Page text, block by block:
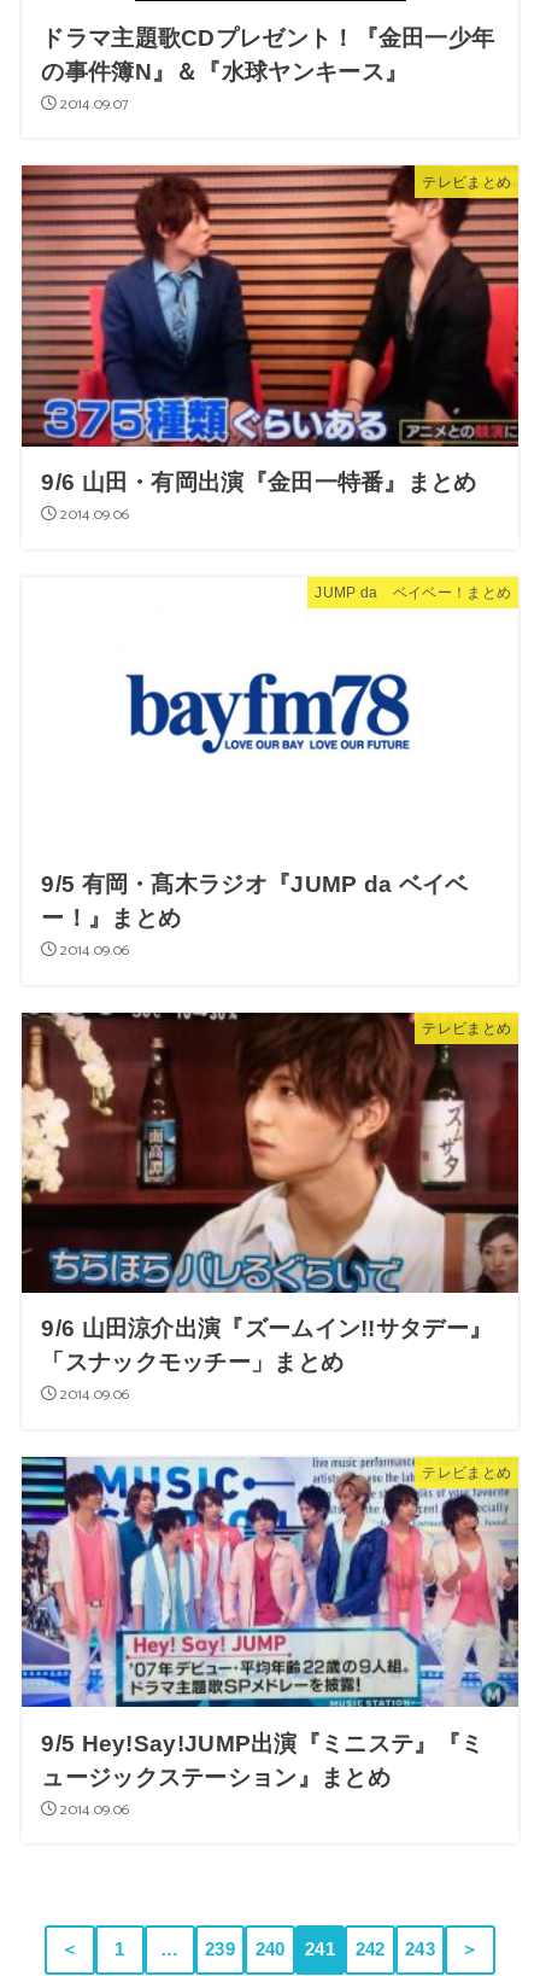
ドラマ主題歌CDプレゼント！『金田一少年
の事件簿N』＆『水球ヤンキース』
2014.09.07
テレビまとめ
9/6 山田・有岡出演『金田一特番』まとめ
2014.09.06
JUMP da ベイベー！まとめ
9/5 有岡・髙木ラジオ『JUMP da ベイベ
ー！』まとめ
2014.09.06
テレビまとめ
9/6 山田涼介出演『ズームイン!!サタデー』
「スナックモッチー」まとめ
2014.09.06
テレビまとめ
9/5 Hey!Say!JUMP出演『ミニステ』『ミ
ュージックステーション』まとめ
2014.09.06
＜ 1 … 239 240 241 242 243 ＞